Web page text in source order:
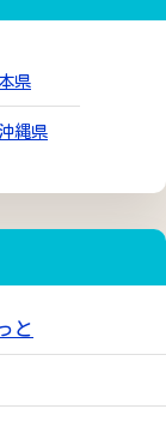
県
沖縄県
と